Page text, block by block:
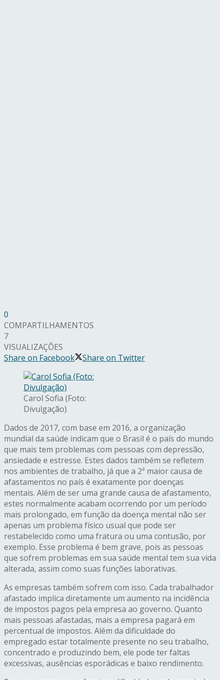
0
COMPARTILHAMENTOS
7
VISUALIZAÇÕES
Share on Facebook
Share on Twitter
Carol Sofia (Foto:
Divulgação)
Dados de 2017, com base em 2016, a organização
mundial da saúde indicam que o Brasil é o país do mundo
que mais tem problemas com pessoas com depressão,
ansiedade e estresse. Estes dados também se refletem
nos ambientes de trabalho, já que a 2ª maior causa de
afastamentos no país é exatamente por doenças
mentais. Além de ser uma grande causa de afastamento,
estes normalmente acabam ocorrendo por um período
mais prolongado, em função da doença mental não ser
apenas um problema físico usual que pode ser
restabelecido como uma fratura ou uma contusão, por
exemplo. Esse problema é bem grave, pois as pessoas
que sofrem problemas em sua saúde mental tem sua vida
alterada, assim como suas funções laborativas.
As empresas também sofrem com isso. Cada trabalhador
afastado implica diretamente um aumento na incidência
de impostos pagos pela empresa ao governo. Quanto
mais pessoas afastadas, mais a empresa pagará em
percentual de impostos. Além da dificuldade do
empregado estar totalmente presente no seu trabalho,
concentrado e produzindo bem, ele pode ter faltas
excessivas, ausências esporádicas e baixo rendimento.